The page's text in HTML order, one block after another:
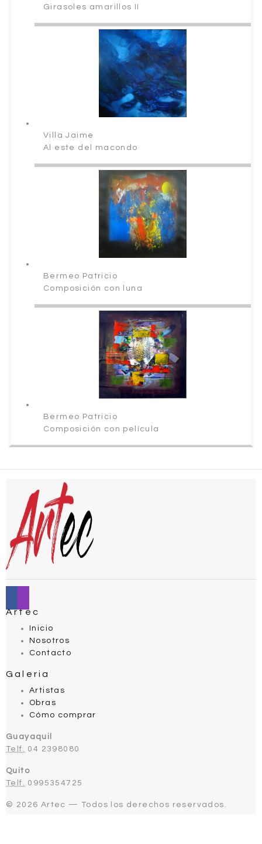
Girasoles amarillos II
Villa Jaime
Al este del macondo
Bermeo Patricio
Composición con luna
Bermeo Patricio
Composición con película
Artec
Inicio
Nosotros
Contacto
Galeria
Artistas
Obras
Cómo comprar
Guayaquil
Telf. 04 2398080
Quito
Telf. 0995354725
© 2026 Artec — Todos los derechos reservados.